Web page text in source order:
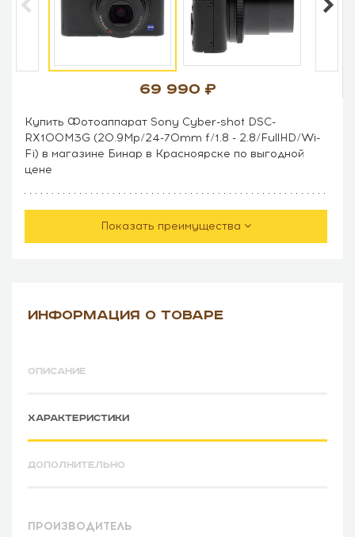
69 990
Купить Фотоаппарат Sony Cyber-shot DSC-
RX100M3G (20.9Mp/24-70mm f/1.8 - 2.8/FullHD/Wi-
Fi) в магазине Бинар в Красноярске по выгодной
цене
Показать преимущества
ИНФОРМАЦИЯ О ТОВАРЕ
ОПИСАНИЕ
ХАРАКТЕРИСТИКИ
ДОПОЛНИТЕЛЬНО
ПРОИЗВОДИТЕЛЬ